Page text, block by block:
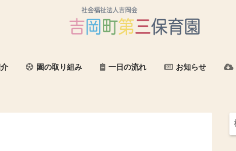
園の取り組み 一日の流れ お知らせ